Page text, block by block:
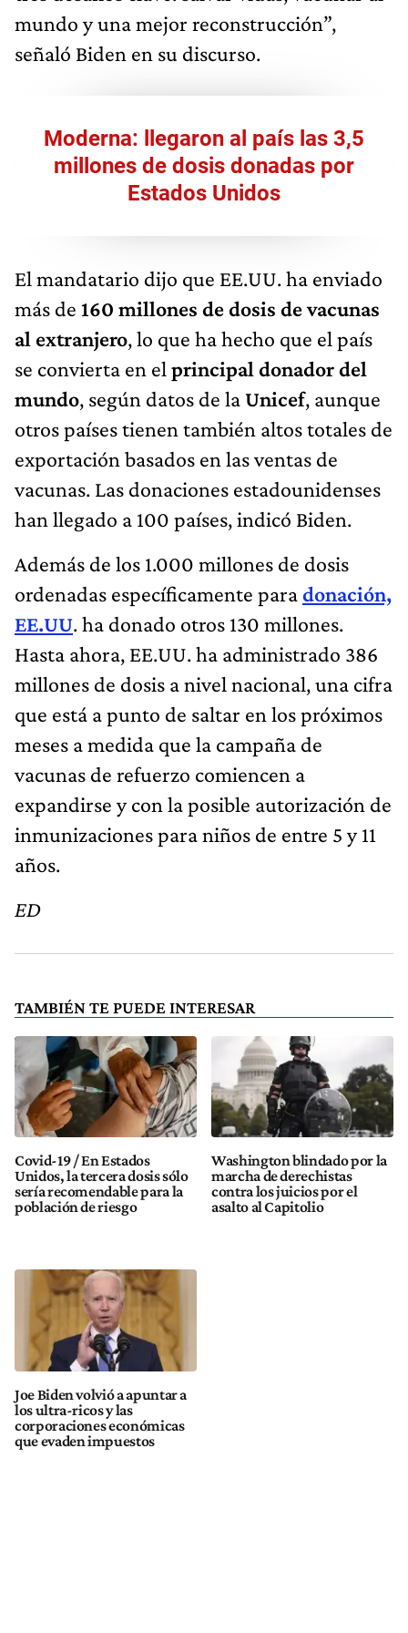
mundo y una mejor reconstrucción”,
señaló Biden en su discurso.
Moderna: llegaron al país las 3,5
millones de dosis donadas por
Estados Unidos
El mandatario dijo que EE.UU. ha enviado
más de 160 millones de dosis de vacunas
al extranjero, lo que ha hecho que el país
se convierta en el principal donador del
mundo, según datos de laUnicef, aunque
otros países tienen también altos totales de
exportación basados en las ventas de
vacunas. Las donaciones estadounidenses
han llegado a 100 países, indicó Biden.
Además de los 1.000 millones de dosis
ordenadas específicamente paradonación,
EE.UU. ha donado otros 130 millones.
Hasta ahora, EE.UU. ha administrado 386
millones de dosis a nivel nacional, una cifra
que está a punto de saltar en los próximos
meses a medida que la campaña de
vacunas de refuerzo comiencen a
expandirse y con la posible autorización de
inmunizaciones para niños de entre 5 y 11
años.
ED
TAMBIÉN TE PUEDE INTERESAR
Covid-19 / En Estados
Unidos, la tercera dosis sólo
sería recomendable para la
población de riesgo
Washington blindado por la
marcha de derechistas
contra los juicios por el
asalto al Capitolio
Joe Biden volvió a apuntar a
los ultra-ricos y las
corporaciones económicas
que evaden impuestos